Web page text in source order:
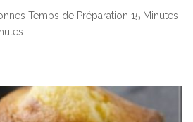
Temps de Préparation 15 Minutes
…